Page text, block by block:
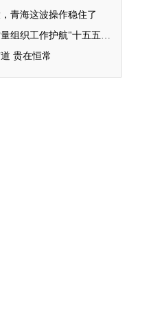
青海这波操作稳住了
【党建新论】以高质量组织工作护航"十五五"新征程
贵在恒常